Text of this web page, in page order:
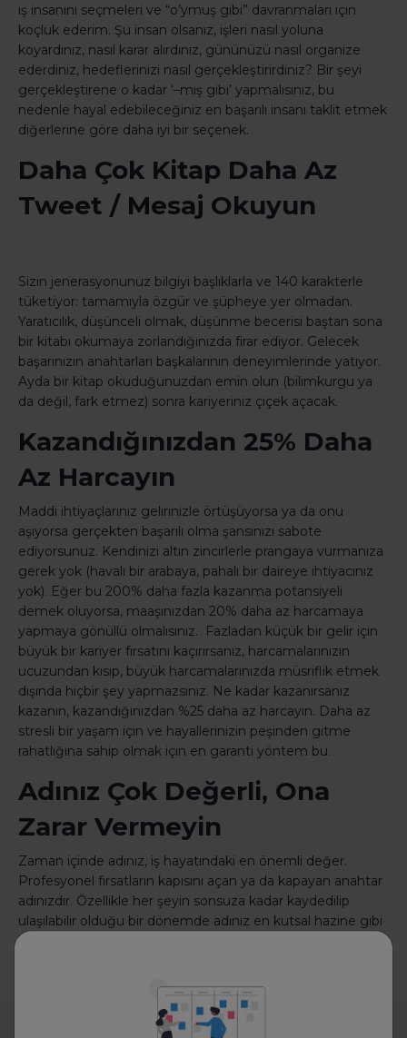
iş insanını seçmeleri ve “o’ymuş gibi” davranmaları için
koçluk ederim. Şu insan olsanız, işleri nasıl yoluna
koyardınız, nasıl karar alırdınız, gününüzü nasıl organize
ederdiniz, hedeflerinizi nasıl gerçekleştirirdiniz? Bir şeyi
gerçekleştirene o kadar ‘–mış gibi’ yapmalısınız, bu
nedenle hayal edebileceğiniz en başarılı insanı taklit etmek
diğerlerine göre daha iyi bir seçenek.
Daha Çok Kitap Daha Az
Tweet / Mesaj Okuyun
Sizin jenerasyonunuz bilgiyi başlıklarla ve 140 karakterle
tüketiyor: tamamıyla özgür ve şüpheye yer olmadan.
Yaratıcılık, düşünceli olmak, düşünme becerisi baştan sona
bir kitabı okumaya zorlandığınızda firar ediyor. Gelecek
başarınızın anahtarları başkalarının deneyimlerinde yatıyor.
Ayda bir kitap okuduğunuzdan emin olun (bilimkurgu ya
da değil, fark etmez) sonra kariyeriniz çiçek açacak.
Kazandığınızdan 25% Daha
Az Harcayın
Maddi ihtiyaçlarınız gelirinizle örtüşüyorsa ya da onu
aşıyorsa gerçekten başarılı olma şansınızı sabote
ediyorsunuz. Kendinizi altın zincirlerle prangaya vurmanıza
gerek yok (havalı bir arabaya, pahalı bir daireye ihtiyacınız
yok). Eğer bu 200% daha fazla kazanma potansiyeli
demek oluyorsa, maaşınızdan 20% daha az harcamaya
yapmaya gönüllü olmalısınız. Fazladan küçük bir gelir için
büyük bir kariyer fırsatını kaçırırsanız, harcamalarınızın
ucuzundan kısıp, büyük harcamalarınızda müsriflik etmek
dışında hiçbir şey yapmazsınız. Ne kadar kazanırsanız
kazanın, kazandığınızdan %25 daha az harcayın. Daha az
stresli bir yaşam için ve hayallerinizin peşinden gitme
rahatlığına sahip olmak için en garanti yöntem bu.
Adınız Çok Değerli, Ona
Zarar Vermeyin
Zaman içinde adınız, iş hayatındaki en önemli değer.
Profesyonel fırsatların kapısını açan ya da kapayan anahtar
adınızdır. Özellikle her şeyin sonsuza kadar kaydedilip
ulaşılabilir olduğu bir dönemde adınız en kutsal hazine gibi
korunmalı. Bu bir daha kayboldu mu geri getirilemeyecek